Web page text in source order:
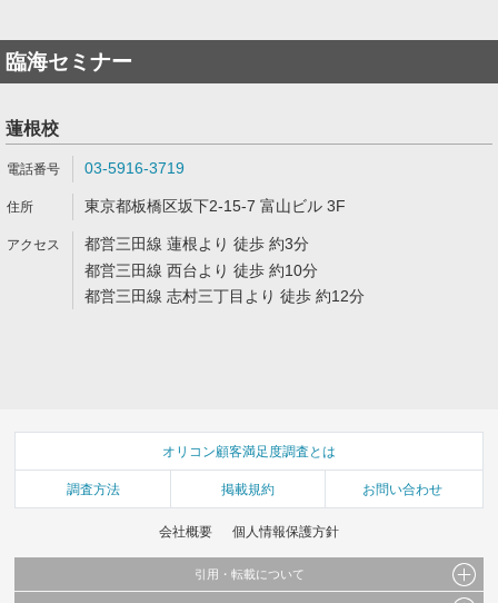
臨海セミナー
蓮根校
03-5916-3719
東京都板橋区坂下2-15-7 富山ビル 3F
都営三田線 蓮根より 徒歩 約3分
都営三田線 西台より 徒歩 約10分
都営三田線 志村三丁目より 徒歩 約12分
オリコン顧客満足度調査とは
調査方法 掲載規約 お問い合わせ
会社概要 個人情報保護方針
引用・転載について